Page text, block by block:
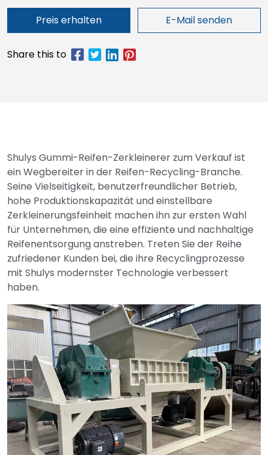
Preis erhalten E-Mail senden
Shulys Gummi-Reifen-Zerkleinerer zum Verkauf ist
ein Wegbereiter in der Reifen-Recycling-Branche.
Seine Vielseitigkeit, benutzerfreundlicher Betrieb,
hohe Produktionskapazität und einstellbare
Zerkleinerungsfeinheit machen ihn zur ersten Wahl
für Unternehmen, die eine effiziente und nachhaltige
Reifenentsorgung anstreben. Treten Sie der Reihe
zufriedener Kunden bei, die ihre Recyclingprozesse
mit Shulys modernster Technologie verbessert
haben.